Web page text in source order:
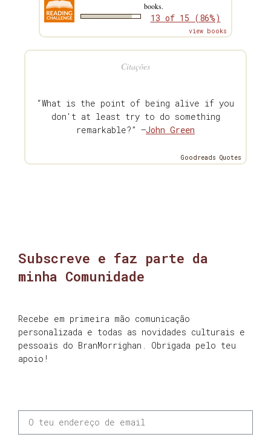
books.
13 of 15 (86%)
view books
Citações
“What is the point of being alive if you
don't at least try to do something
remarkable?” —John Green
Goodreads Quotes
Subscreve e faz parte da
minha Comunidade
Recebe em primeira mão comunicação
personalizada e todas as novidades culturais e
pessoais do BranMorrighan. Obrigada pelo teu
apoio!